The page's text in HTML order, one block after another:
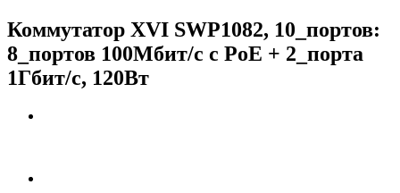
Коммутатор XVI SWP1082, 10_портов:
8_портов 100Мбит/c с PoE + 2_порта
1Гбит/с, 120Вт